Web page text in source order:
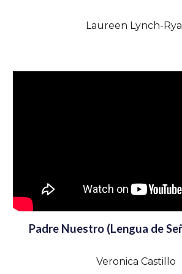
Laureen Lynch-
Padre Nuestro (Lengua de
Veronica Castillo